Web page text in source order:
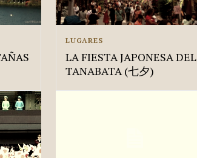
LUGARES
LA FIESTA JAPONESA DEL
TANABATA (七夕)